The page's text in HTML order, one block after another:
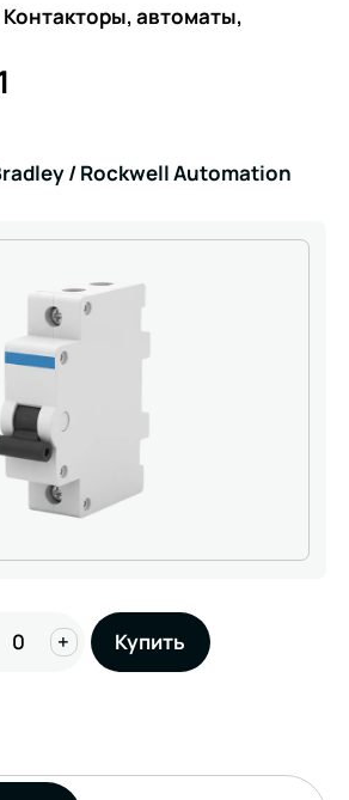
автоматы,
/ Rockwell Automation
+ Купить